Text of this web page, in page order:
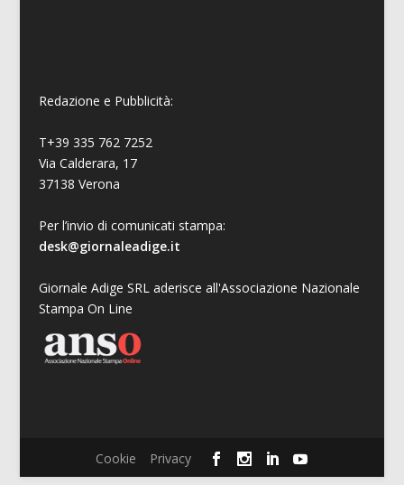
Redazione e Pubblicità:
T+39 335 762 7252
Via Calderara, 17
37138 Verona
Per l’invio di comunicati stampa:
desk@giornaleadige.it
Giornale Adige SRL aderisce all'Associazione Nazionale
Stampa On Line
Cookie Privacy